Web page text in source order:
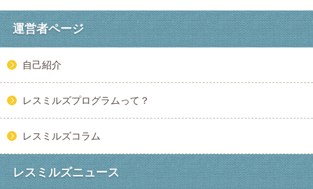
運営者ページ
自己紹介
レスミルズプログラムって？
レスミルズコラム
レスミルズニュース